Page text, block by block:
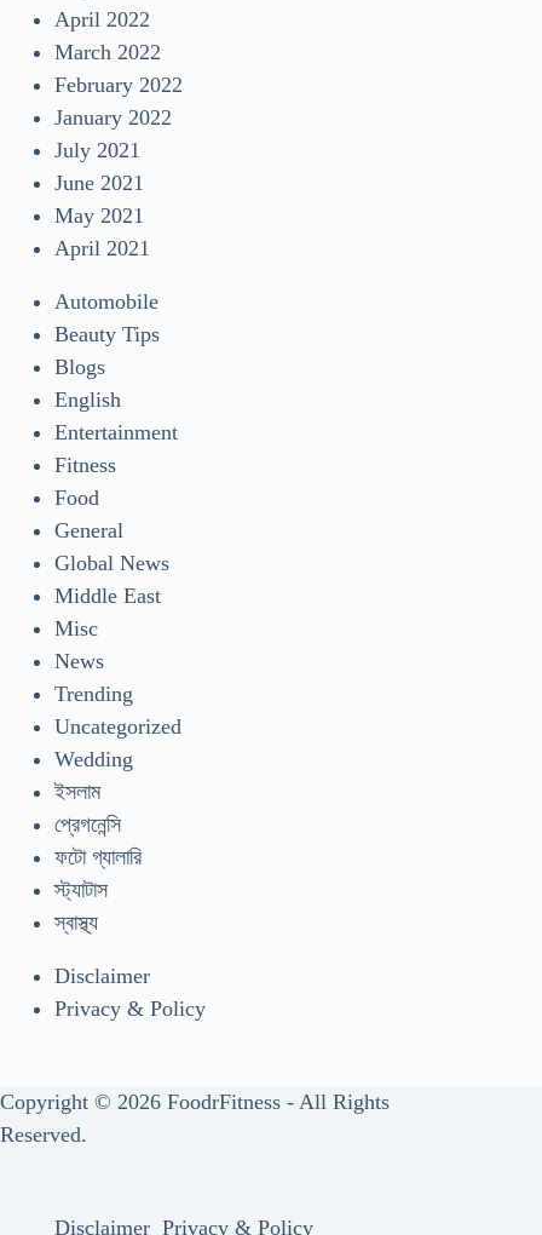
April 2022
March 2022
February 2022
January 2022
July 2021
June 2021
May 2021
April 2021
Automobile
Beauty Tips
Blogs
English
Entertainment
Fitness
Food
General
Global News
Middle East
Misc
News
Trending
Uncategorized
Wedding
ইসলাম
প্রেগনেন্সি
ফটো গ্যালারি
স্ট্যাটাস
স্বাস্থ্য
Disclaimer
Privacy & Policy
Copyright © 2026 FoodrFitness - All Rights
Reserved.
Disclaimer Privacy & Policy